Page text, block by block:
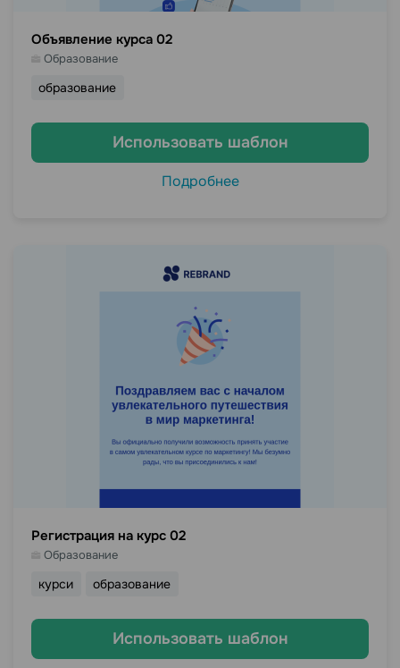
Объявление курса 02
Образование
образование
Использовать шаблон
Подробнее
Регистрация на курс 02
Образование
курси образование
Использовать шаблон